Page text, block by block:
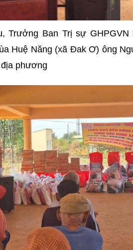
Trưởng Ban Trị sự GHPGVN
Huệ Năng (xã Đak Ơ) ông
phương